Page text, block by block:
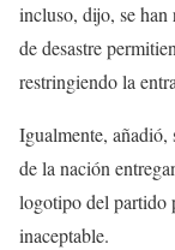
incluso, dijo, se han
de desastre
restringiendo la
Igualmente, añadió,
de la nación
logotipo del partido
inaceptable.